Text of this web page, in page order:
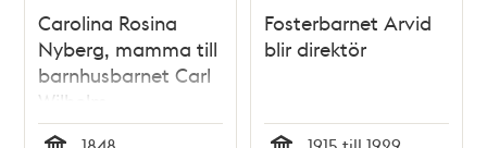
Carolina Rosina
Nyberg, mamma till
barnhusbarnet Carl
Wilhelm
Fosterbarnet Arvid
blir direktör